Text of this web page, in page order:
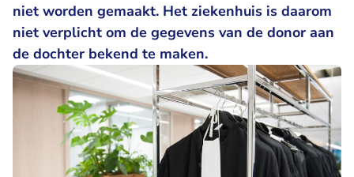
niet worden gemaakt. Het ziekenhuis is daarom
niet verplicht om de gegevens van de donor aan
de dochter bekend te maken.